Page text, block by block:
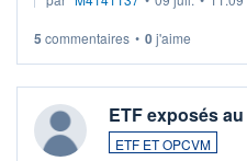
5 commentaires • 0j'aime
ETF exposés
ETF ET OPCVM